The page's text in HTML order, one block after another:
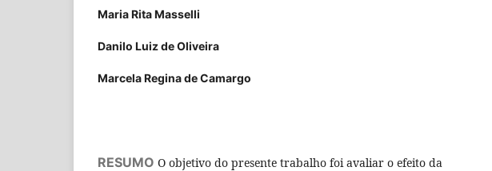
Maria Rita Masselli
Danilo Luiz de Oliveira
Marcela Regina de Camargo
RESUMO O objetivo do presente trabalho foi avaliar o efeito da